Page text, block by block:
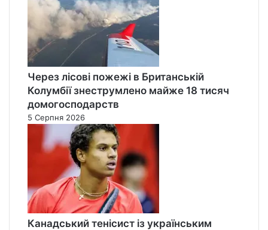
Через лісові пожежі в Британській
Колумбії знеструмлено майже 18 тисяч
домогосподарств
5 Серпня 2026
Канадський тенісист із українським